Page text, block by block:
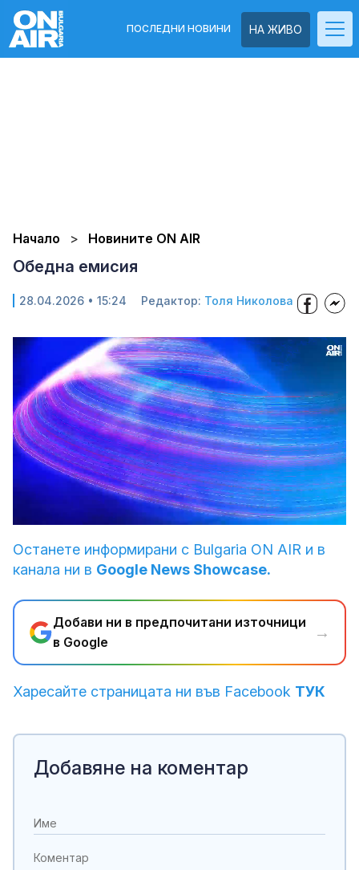
НА ЖИВО
ПОСЛЕДНИ НОВИНИ
Начало Новините ON AIR
Обедна емисия
28.04.2026 • 15:24 Редактор: Толя Николова
Останете информирани с Bulgaria ON AIR и в
канала ни в Google News Showcase.
Добави ни в предпочитани източници
в Google
→
Харесайте страницата ни във Facebook ТУК
Добавяне на коментар